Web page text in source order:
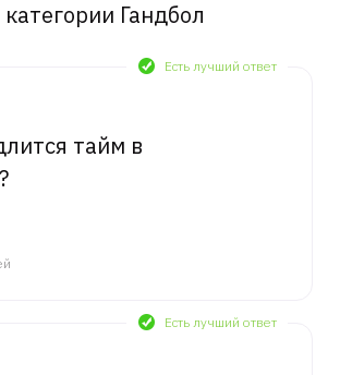
Гандбол
Есть лучший ответ
тайм в
Есть лучший ответ